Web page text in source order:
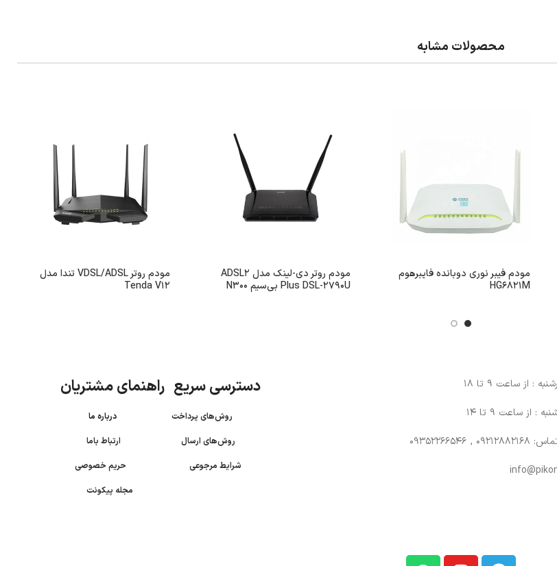
محصولات مشابه
مودم فیبر نوری دوبانده فایبرهوم
HG6821M
مودم روتر دی-لینک مدل ADSL2
Plus DSL-2790U بی‌سیم N300
مودم روتر VDSL/ADSL تندا مدل
Tenda V12
: از ساعت 9 تا 18
: از ساعت 9 تا 14
دسترسی سریع راهنمای مشتریان
روش‌های پرداختدرباره ما
روش‌های ارسال
ارتباط باما
شرایط مرجوعی
حریم خصوصی
مجله پیکونت